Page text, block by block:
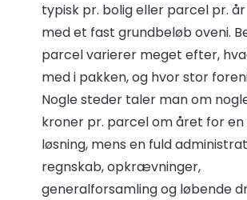
typisk pr. bolig eller parcel pr.
med et fast grundbeløb oveni.
parcel varierer meget efter,
med i pakken, og hvor stor
Nogle steder taler man om
kroner pr. parcel om året for en
løsning, mens en fuld
regnskab, opkrævninger,
generalforsamling og løbende